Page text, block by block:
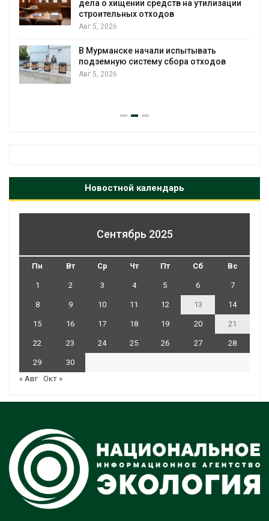
От спасения рек до цифровых экотроп:
определены финалисты Детского
экологического форума
Обратный разворот: Shell продаёт
европейские ВИЭ-активы и усиливает
Новостной календарь
Сентябрь 2025
Пн Вт Ср Чт Пт Сб Вс
1 2 3 4 5 6 7
8 9 10 11 12 13 14
15 16 17 18 19 20 21
22 23 24 25 26 27 28
29
30
« Авг Окт »